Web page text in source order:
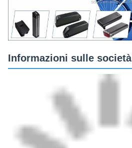
Informazioni sulle società